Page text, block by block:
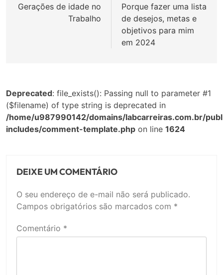
de
Gerações de idade no
Trabalho
Porque fazer uma lista
de desejos, metas e
objetivos para mim
em 2024
Deprecated: file_exists(): Passing null to parameter #1
($filename) of type string is deprecated in
/home/u987990142/domains/labcarreiras.com.br/
includes/comment-template.php on line 1624
DEIXE UM COMENTÁRIO
O seu endereço de e-mail não será publicado.
Campos obrigatórios são marcados com *
Comentário *